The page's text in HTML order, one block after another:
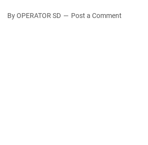
By OPERATOR SD Post a Comment